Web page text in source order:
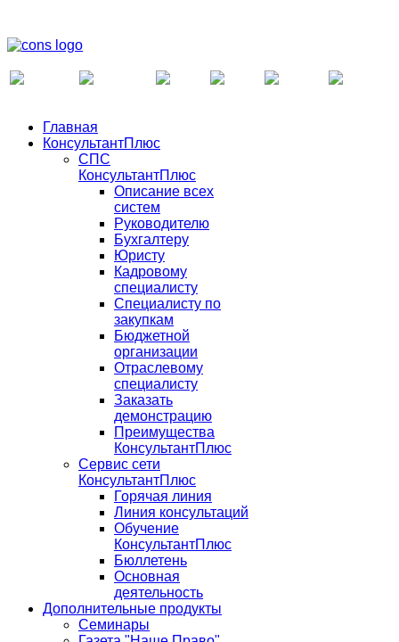
Главная
КонсультантПлюс
СПС
КонсультантПлюс
Описание всех
систем
Руководителю
Бухгалтеру
Юристу
Кадровому
специалисту
Специалисту по
закупкам
Бюджетной
организации
Отраслевому
специалисту
Заказать
демонстрацию
Преимущества
КонсультантПлюс
Сервис сети
КонсультантПлюс
Горячая линия
Линия консультаций
Обучение
КонсультантПлюс
Бюллетень
Основная
деятельность
Дополнительные продукты
Семинары